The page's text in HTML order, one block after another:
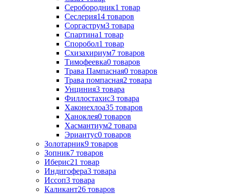
Серобородник1 товар
Сеслерия14 товаров
Соргаструм3 товара
Спартина1 товар
Споробол1 товар
Схизахириум7 товаров
Тимофеевка0 товаров
Трава Пампасная0 товаров
Трава помпасная2 товара
Унциния3 товара
Филлостахис3 товара
Хаконехлоа35 товаров
Ханоклея0 товаров
Хасмантиум2 товара
Эриантус0 товаров
Золотарник9 товаров
Зопник7 товаров
Иберис21 товар
Индигофера3 товара
Иссоп3 товара
Каликант26 товаров